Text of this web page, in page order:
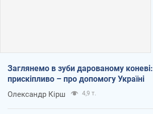
Заглянемо в зуби дарованому коневі:
прискіпливо – про допомогу Україні
Олександр Кірш 4,9 т.